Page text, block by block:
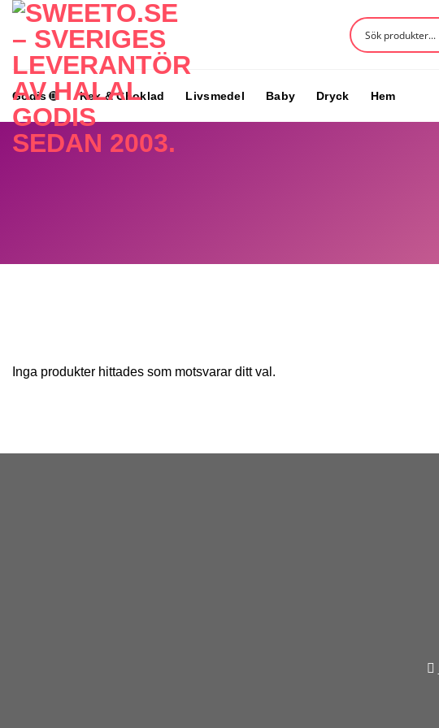
Skip
content
Godis Kex & Choklad Livsmedel Baby Dryck Hem
Inga produkter hittades som motsvarar ditt val.